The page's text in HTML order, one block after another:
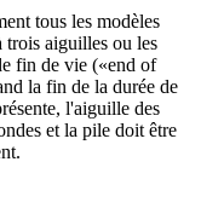
tous les modèles
trois aiguilles ou les
fin de vie («end of
la fin de la durée de
l'aiguille des
et la pile doit être